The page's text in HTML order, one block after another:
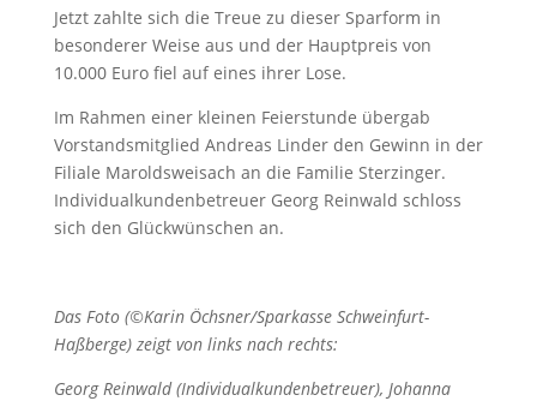
Jetzt zahlte sich die Treue zu dieser Sparform in
besonderer Weise aus und der Hauptpreis von
10.000 Euro fiel auf eines ihrer Lose.
Im Rahmen einer kleinen Feierstunde übergab
Vorstandsmitglied Andreas Linder den Gewinn in der
Filiale Maroldsweisach an die Familie Sterzinger.
Individualkundenbetreuer Georg Reinwald schloss
sich den Glückwünschen an.
Das Foto (©Karin Öchsner/Sparkasse Schweinfurt-
Haßberge) zeigt von links nach rechts:
Georg Reinwald (Individualkundenbetreuer), Johanna